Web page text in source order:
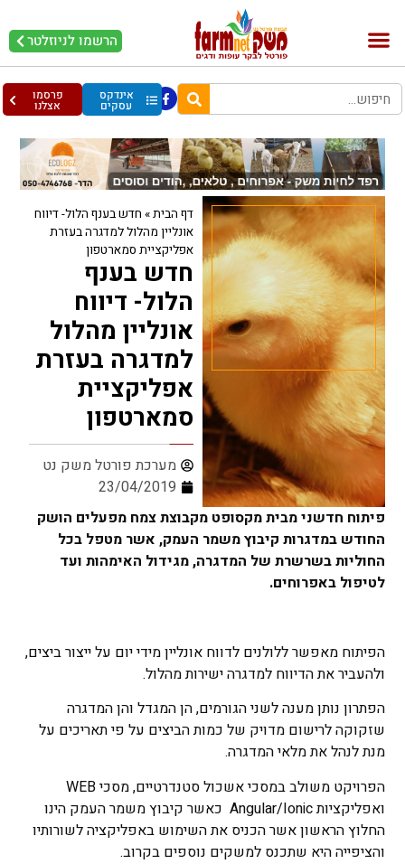
הרשמו לניוזלטר
אינדקס
עסקים
פרסמו
אצלנו
דף הבית» חדש בענף הלול- דיווח
אונליין מהלול למדגרה בעזרת
אפליקציית סמארטפון
חדש בענף
הלול- דיווח
אונליין מהלול
למדגרה בעזרת
אפליקציית
סמארטפון
מערכת פורטל משק נט
23/04/2019
פיתוח חדשני מבית מקסופט מקבוצת צמח מפעלים הושק
החודש במדגרות קיבוץ משמר העמק, אשר מטפל בכל
החוליות בשרשרת של המדגרה, מגידול האימהות ועד
לטיפול באפרוחים.
הפיתוח מאפשר ללולנים לדווח אונליין מידי יום על ייצור ביצים,
ולהעביר את הדיווח למדגרה ישירות מהלול.
הפתרון נותן מענה לשני הגורמים, הן המגדל והן המדגרה
שזקוקה לרישום מדויק של כמות הביצים על פי תאריכים על
מנת לנהל את מלאי המדגרה.
הפרויקט משולב במסכי אשכול סטנדרטיים, מסכי WEB
ואפליקציות Angular/Ionic כאשר קיבוץ משמר העמק הינו
החלוץ הראשון אשר הכניס את השימוש באפליקציה לשורותיו
והציפייה היא שתכנס למשקים נוספים בקרוב.